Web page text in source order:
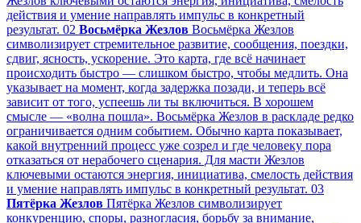
действия и умение направлять импульс в конкретный
результат. 02 Восьмёрка Жезлов Восьмёрка Жезлов
символизирует стремительное развитие, сообщения, поездки,
сдвиг, ясность, ускорение. Это карта, где всё начинает
происходить быстро — слишком быстро, чтобы медлить. Она
указывает на момент, когда задержка позади, и теперь всё
зависит от того, успеешь ли ты включиться. В хорошем
смысле — «волна пошла». Восьмёрка Жезлов в раскладе редко
ограничивается одним событием. Обычно карта показывает,
какой внутренний процесс уже созрел и где человеку пора
отказаться от нерабочего сценария. Для масти Жезлов
ключевыми остаются энергия, инициатива, смелость действия
и умение направлять импульс в конкретный результат. 03
Пятёрка Жезлов Пятёрка Жезлов символизирует
конкуренцию, споры, разногласия, борьбу за внимание,